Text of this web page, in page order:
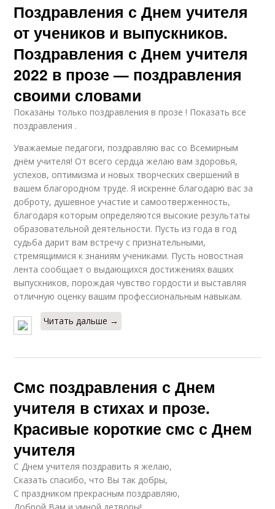
Поздравления с Днем учителя
от учеников и выпускников.
Поздравления с Днем учителя
2022 в прозе — поздравления
своими словами
Показаны только поздравления в прозе ! Показать все
поздравления .
Уважаемые педагоги, поздравляю вас со Всемирным
днём учителя! От всего сердца желаю вам здоровья,
успехов, оптимизма и новых творческих свершений в
вашем благородном труде. Я искренне благодарю вас за
доброту, душевное участие и самоотверженность,
благодаря которым определяются высокие результаты
образовательной деятельности. Пусть из года в год
судьба дарит вам встречу с признательными,
стремящимися к знаниям учениками. Пусть новостная
лента сообщает о выдающихся достижениях ваших
выпускников, порождая чувство гордости и выставляя
отличную оценку вашим профессиональным навыкам.
Читать дальше →
Смс поздравления с Днем
учителя в стихах и прозе.
Красивые короткие смс с Днем
учителя
С Днем учителя поздравить я желаю,
Сказать спасибо, что Вы так добры,
С праздником прекрасным поздравляю,